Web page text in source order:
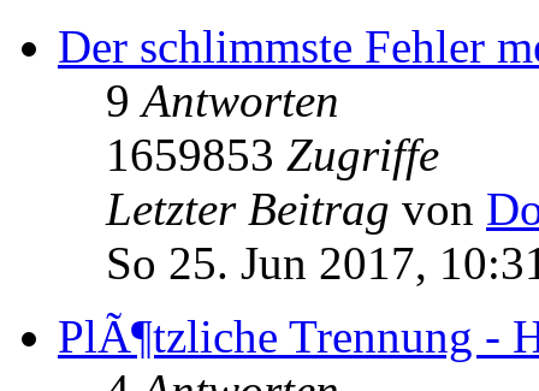
Der schlimmste Fehler
9Antworten
1659853 Zugriffe
Letzter Beitrag von
So 25. Jun 2017,
PlÃ¶tzliche Trennung -